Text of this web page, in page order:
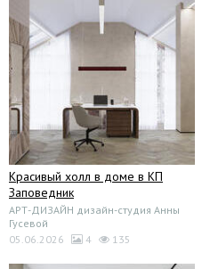
Красивый холл в доме в КП
Заповедник
АРТ-ДИЗАЙН дизайн-студия Анны
Гусевой
05.06.2026
4 135